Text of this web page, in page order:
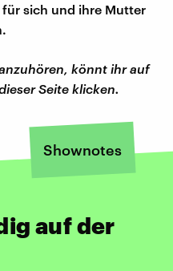
sich und ihre Mutter
könnt ihr auf
Seite klicken.
Shownotes
auf der